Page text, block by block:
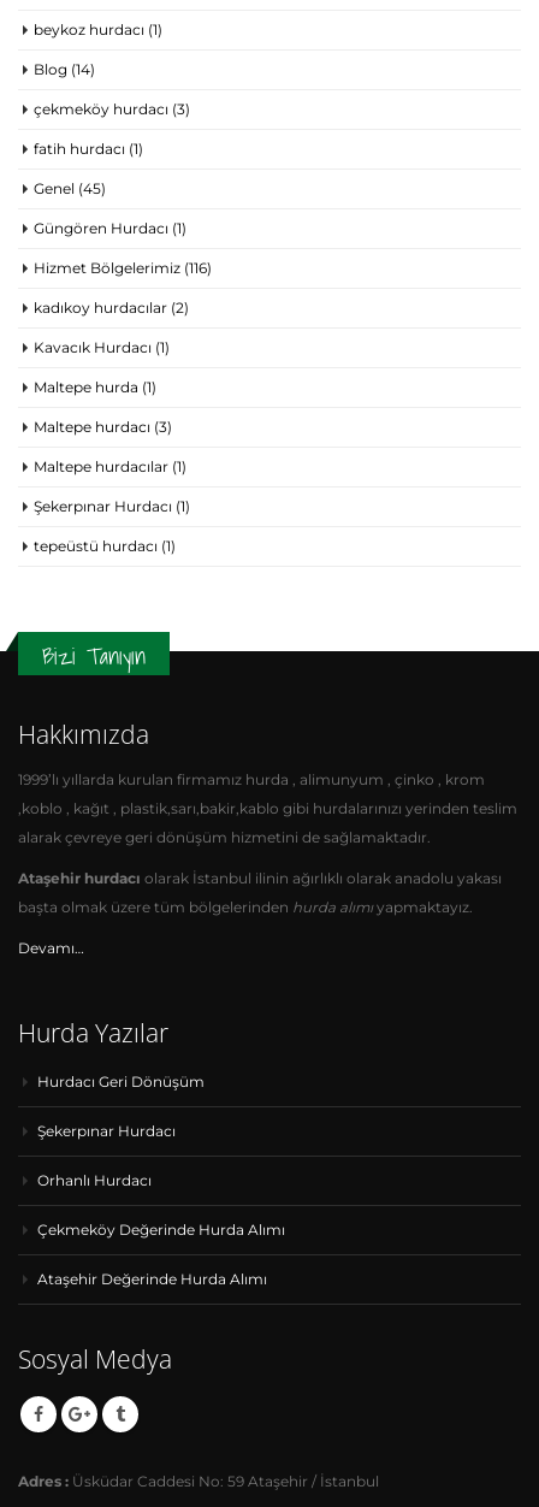
beykoz hurdacı (1)
Blog (14)
çekmeköy hurdacı (3)
fatih hurdacı (1)
Genel (45)
Güngören Hurdacı (1)
Hizmet Bölgelerimiz (116)
kadıkoy hurdacılar (2)
Kavacık Hurdacı (1)
Maltepe hurda (1)
Maltepe hurdacı (3)
Maltepe hurdacılar (1)
Şekerpınar Hurdacı (1)
tepeüstü hurdacı (1)
Bizi Tanıyın
Hakkımızda
1999’lı yıllarda kurulan firmamız hurda , alimunyum , çinko , krom
,koblo , kağıt , plastik,sarı,bakir,kablo gibi hurdalarınızı yerinden teslim
alarak çevreye geri dönüşüm hizmetini de sağlamaktadır.
Ataşehir hurdacı olarak İstanbul ilinin ağırlıklı olarak anadolu yakası
başta olmak üzere tüm bölgelerinden hurda alımıyapmaktayız.
Devamı…
Hurda Yazılar
Hurdacı Geri Dönüşüm
Şekerpınar Hurdacı
Orhanlı Hurdacı
Çekmeköy Değerinde Hurda Alımı
Ataşehir Değerinde Hurda Alımı
Sosyal Medya
Adres : Üsküdar Caddesi No: 59 Ataşehir / İstanbul